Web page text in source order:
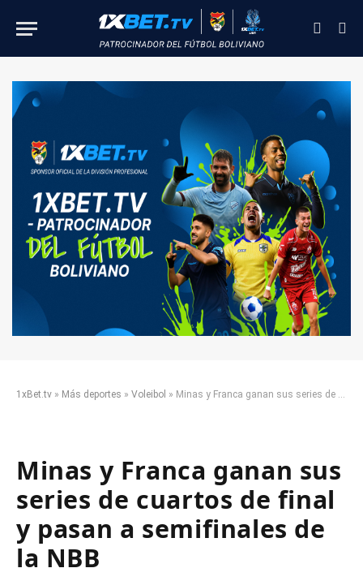
1xBet.tv » Más deportes » Voleibol » Minas y Franca ganan sus series de cuartos de final y pasan a semifinales de la NBB
Minas y Franca ganan sus
series de cuartos de final
y pasan a semifinales de
la NBB